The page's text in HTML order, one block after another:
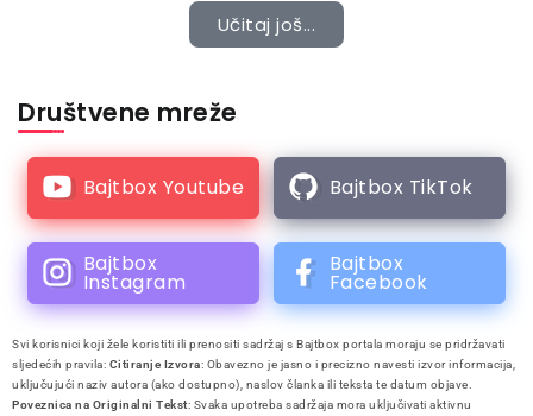
Učitaj još...
Društvene mreže
Bajtbox Youtube Bajtbox TikTok
Bajtbox
Instagram
Bajtbox
Facebook
Svi korisnici koji žele koristiti ili prenositi sadržaj s Bajtbox portala moraju se pridržavati
sljedećih pravila: Citiranje Izvora: Obavezno je jasno i precizno navesti izvor informacija,
uključujući naziv autora (ako dostupno), naslov članka ili teksta te datum objave.
Poveznica na Originalni Tekst: Svaka upotreba sadržaja mora uključivati aktivnu